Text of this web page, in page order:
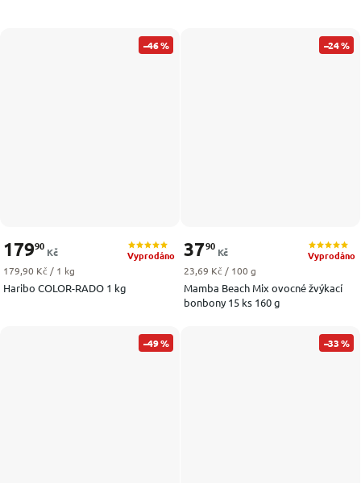
–46 %
Haribo COLOR-RADO 1 kg
Vyprodáno
17990
Kč
Měrná cena:
179,90 Kč / 1 kg
–24 %
Mamba Beach Mix ovocné žvýkací
bonbony 15 ks 160 g
Vyprodáno
3790
Kč
Měrná cena:
23,69 Kč / 100 g
–49 % –33 %